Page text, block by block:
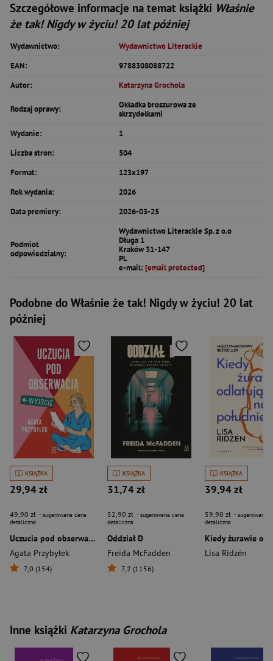
Szczegółowe informacje na temat książki Właśnie
że tak! Nigdy w życiu! 20 lat później
Wydawnictwo:
Wydawnictwo Literackie
EAN:
9788308088722
Autor:
Katarzyna Grochola
Rodzaj oprawy:
Okładka broszurowa ze
skrzydełkami
Wydanie:
1
Liczba stron:
504
Format:
123x197
Rok wydania:
2026
Data premiery:
2026-03-25
Podmiot
odpowiedzialny:
Wydawnictwo Literackie Sp. z o.o
Długa 1
Kraków 31-147
PL
e-mail: [email protected]
Podobne do Właśnie że tak! Nigdy w życiu! 20 lat
później
KSIĄŻKA
29,94 zł
49,90 zł - sugerowana cena
detaliczna
Uczucia pod obserwacją
Agata Przybyłek
7,0 (154)
KSIĄŻKA
31,74 zł
52,90 zł - sugerowana cena
detaliczna
Oddział D
Freida McFadden
7,2 (1156)
KSIĄŻKA
39,94 zł
59,90 zł - sugerowana
detaliczna
Lisa Ridzén
Inne książki Katarzyna Grochola